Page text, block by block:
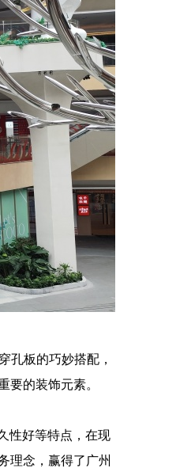
孔板的巧妙搭配，
要的装饰元素。
性好等特点，在现
理念，赢得了广州